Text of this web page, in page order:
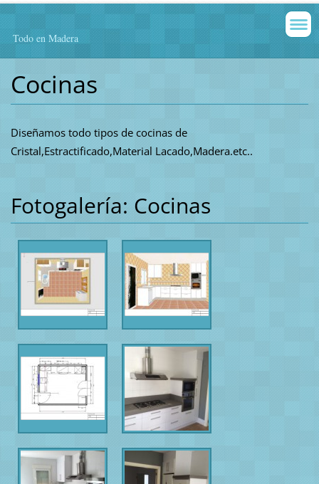
Todo en Madera
Cocinas
Diseñamos todo tipos de cocinas de
Cristal,Estractificado,Material Lacado,Madera.etc..
Fotogalería: Cocinas